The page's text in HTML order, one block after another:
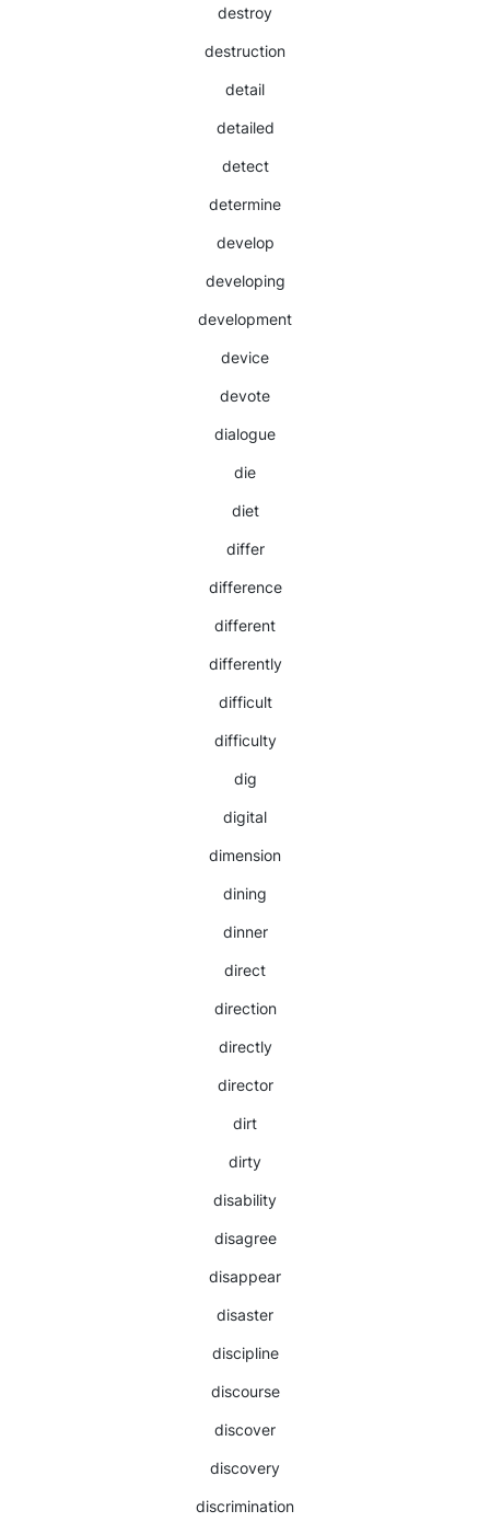
destroy
destruction
detail
detailed
detect
determine
develop
developing
development
device
devote
dialogue
die
diet
differ
difference
different
differently
difficult
difficulty
dig
digital
dimension
dining
dinner
direct
direction
directly
director
dirt
dirty
disability
disagree
disappear
disaster
discipline
discourse
discover
discovery
discrimination